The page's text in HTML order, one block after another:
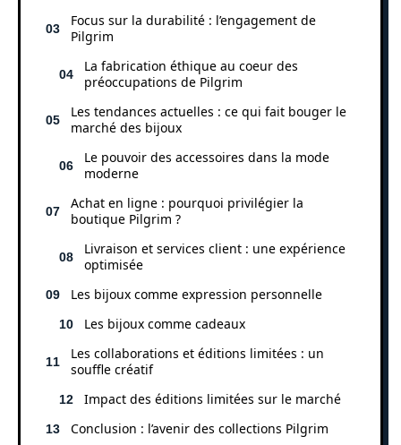
Focus sur la durabilité : l’engagement de
Pilgrim
La fabrication éthique au coeur des
préoccupations de Pilgrim
Les tendances actuelles : ce qui fait bouger le
marché des bijoux
Le pouvoir des accessoires dans la mode
moderne
Achat en ligne : pourquoi privilégier la
boutique Pilgrim ?
Livraison et services client : une expérience
optimisée
Les bijoux comme expression personnelle
Les bijoux comme cadeaux
Les collaborations et éditions limitées : un
souffle créatif
Impact des éditions limitées sur le marché
Conclusion : l’avenir des collections Pilgrim